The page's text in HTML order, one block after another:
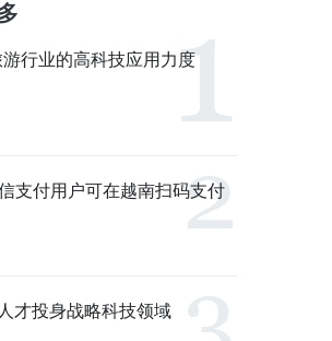
行业的高科技应用力度
支付用户可在越南扫码支付
才投身战略科技领域